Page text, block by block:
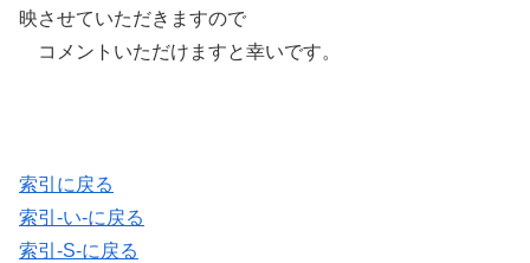
映させていただきますので
コメントいただけますと幸いです。
索引に戻る
索引-い-に戻る
索引-S-に戻る